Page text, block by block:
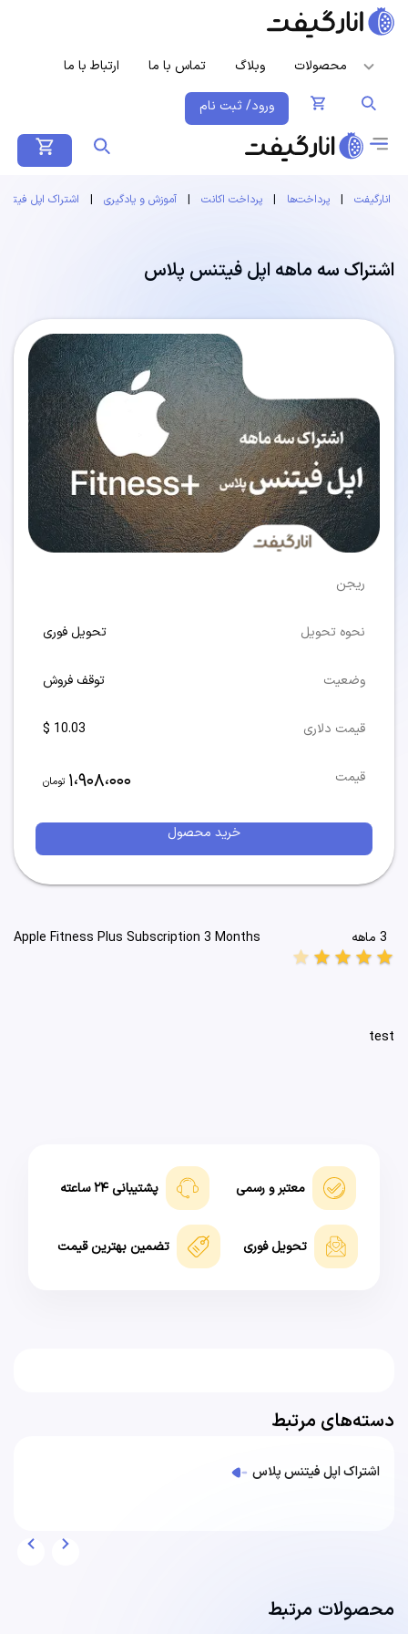
محصولات وبلاگ تماس با ما ارتباط با ما
ورود/ ثبت نام
انارگیفت | پرداخت‌ها | پرداخت اکانت | آموزش و یادگیری | اشتراک اپل
اشتراک سه ماهه اپل فیتنس پلاس
3 ماهه
Apple Fitness Plus Subscription 3 Months
star
star
star
star
star
test
معتبر و رسمی پشتیبانی ۲۴ ساعته
تحویل فوری تضمین بهترین قیمت
ریجن
نحوه تحویل تحویل فوری
وضعیت توقف فروش
قیمت دلاری 10.03 $
قیمت 1،908،000 تومان
خرید محصول
دسته‌های مرتبط
اشتراک اپل فیتنس پلاس
محصولات مرتبط